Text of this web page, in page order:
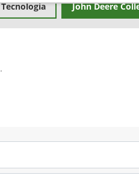
Tecnologia John Deere